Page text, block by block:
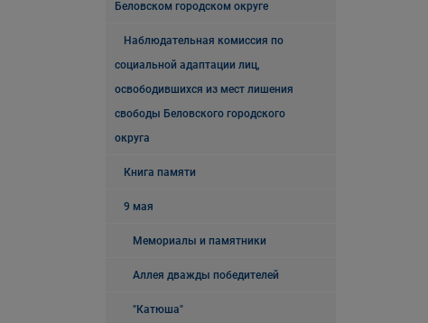
Беловском городском округе
Наблюдательная комиссия по
социальной адаптации лиц,
освободившихся из мест лишения
свободы Беловского городского
округа
Книга памяти
9 мая
Мемориалы и памятники
Аллея дважды победителей
"Катюша"